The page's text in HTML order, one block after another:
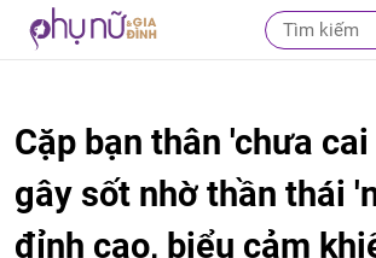
Cặp bạn thân 'chưa
gây sốt nhờ thần thái
đỉnh cao, biểu cảm